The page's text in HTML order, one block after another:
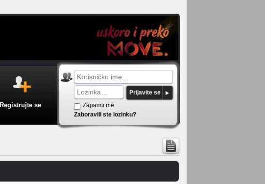
Registrujte se
Prijavite se
Zapamti me
Zaboravili ste lozinku?